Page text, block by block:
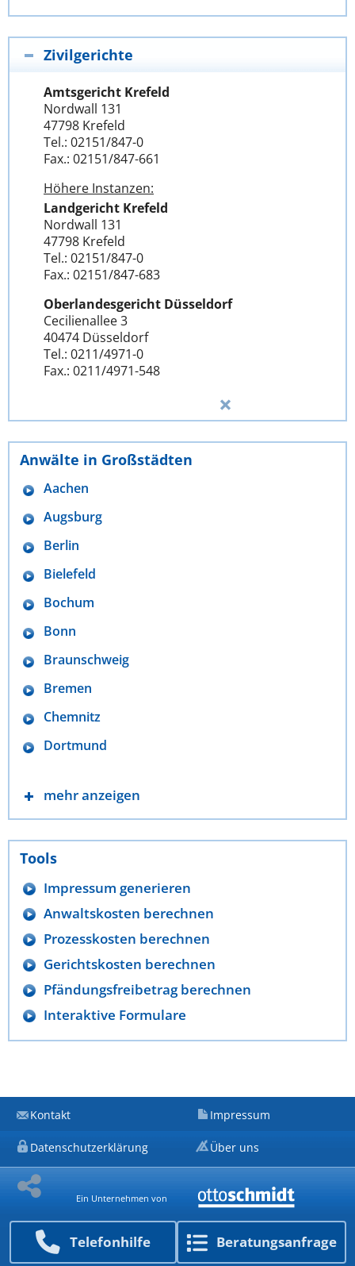
Telefon­hilfe Beratungs­anfrage
Zivilgerichte
Amtsgericht Krefeld
Nordwall 131
47798 Krefeld
Tel.: 02151/847-0
Fax.: 02151/847-661
Höhere Instanzen:
Landgericht Krefeld
Nordwall 131
47798 Krefeld
Tel.: 02151/847-0
Fax.: 02151/847-683
Oberlandesgericht Düsseldorf
Cecilienallee 3
40474 Düsseldorf
Tel.: 0211/4971-0
Fax.: 0211/4971-548
Anwälte in Großstädten
Aachen
Augsburg
Berlin
Bielefeld
Bochum
Bonn
Braunschweig
Bremen
Chemnitz
Dortmund
mehr anzeigen
Tools
Impressum generieren
Anwaltskosten berechnen
Prozesskosten berechnen
Gerichtskosten berechnen
Pfändungsfreibetrag berechnen
Interaktive Formulare
Kontakt Impressum
Datenschutzerklärung Über uns
Ein Unternehmen von